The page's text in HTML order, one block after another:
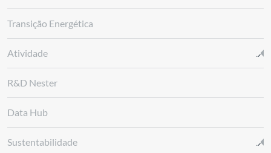
Transição Energética
Atividade
R&D Nester
Data Hub
Sustentabilidade